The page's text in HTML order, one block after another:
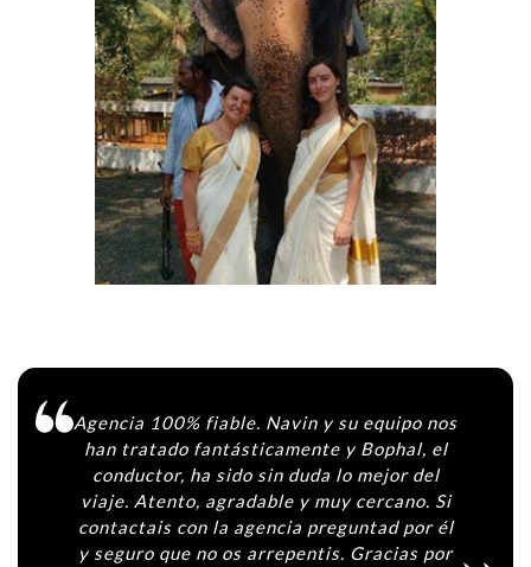
Agencia 100% fiable. Navin y su equipo nos
han tratado fantásticamente y Bophal, el
conductor, ha sido sin duda lo mejor del
viaje. Atento, agradable y muy cercano. Si
contactais con la agencia preguntad por él
y seguro que no os arrepentis. Gracias por